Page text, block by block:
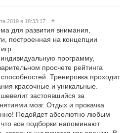
2019 в 18:33:17 #
для развития внимания,
построенная на концепции
программу,
просчете рейтинга
Тренировка проходит
красочные и уникальные.
застоявшийся за
мозг. Отдых и прокачка
Подойдет абсолютно любым
все подборки напоминают